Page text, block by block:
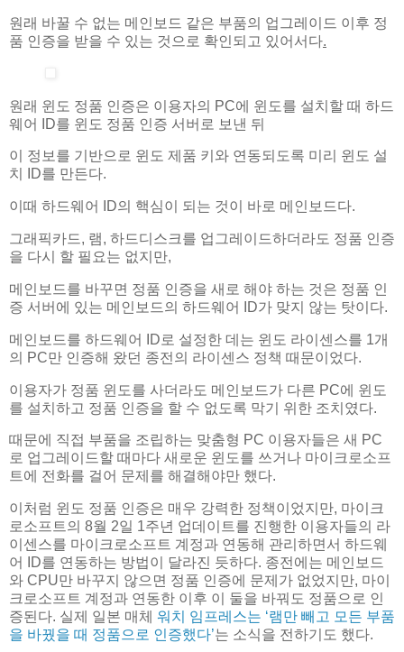
원래 바꿀 수 없는 메인보드 같은 부품의 업그레이드 이후 정
품 인증을 받을 수 있는 것으로 확인되고 있어서다.
원래 윈도 정품 인증은 이용자의 PC에 윈도를 설치할 때 하드
웨어 ID를 윈도 정품 인증 서버로 보낸 뒤
이 정보를 기반으로 윈도 제품 키와 연동되도록 미리 윈도 설
치 ID를 만든다.
이때 하드웨어 ID의 핵심이 되는 것이 바로 메인보드다.
그래픽카드, 램, 하드디스크를 업그레이드하더라도 정품 인증
을 다시 할 필요는 없지만,
메인보드를 바꾸면 정품 인증을 새로 해야 하는 것은 정품 인
증 서버에 있는 메인보드의 하드웨어 ID가 맞지 않는 탓이다.
메인보드를 하드웨어 ID로 설정한 데는 윈도 라이센스를 1개
의 PC만 인증해 왔던 종전의 라이센스 정책 때문이었다.
이용자가 정품 윈도를 사더라도 메인보드가 다른 PC에 윈도
를 설치하고 정품 인증을 할 수 없도록 막기 위한 조치였다.
때문에 직접 부품을 조립하는 맞춤형 PC 이용자들은 새 PC
로 업그레이드할 때마다 새로운 윈도를 쓰거나 마이크로소프
트에 전화를 걸어 문제를 해결해야만 했다.
이처럼 윈도 정품 인증은 매우 강력한 정책이었지만, 마이크
로소프트의 8월 2일 1주년 업데이트를 진행한 이용자들의 라
이센스를 마이크로소프트 계정과 연동해 관리하면서 하드웨
어 ID를 연동하는 방법이 달라진 듯하다. 종전에는 메인보드
와 CPU만 바꾸지 않으면 정품 인증에 문제가 없었지만, 마이
크로소프트 계정과 연동한 이후 이 둘을 바꿔도 정품으로 인
증된다. 실제 일본 매체 워치 임프레스는 ‘램만 빼고 모든 부품
을 바꿨을 때 정품으로 인증했다’는 소식을 전하기도 했다.